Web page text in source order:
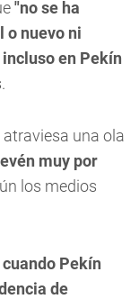
"no se ha
o nuevo ni
en Pekín
atraviesa una ola
muy por
los medios
Pekín
de